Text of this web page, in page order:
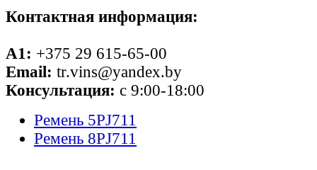
Контактная информация:
A1: +375 29 615-65-00
Email: tr.vins@yandex.by
Консультация: с 9:00-18:00
Ремень 5PJ711
Ремень 8PJ711